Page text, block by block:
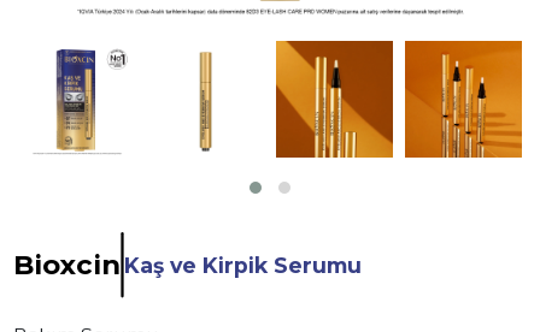
Bioxcin Kaş ve Kirpik Serumu